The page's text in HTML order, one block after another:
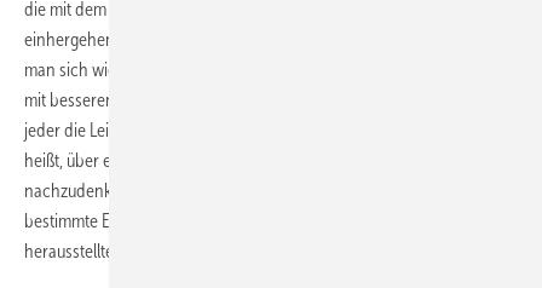
die mit dem Treffen von Entscheidungen von großer Tragweite
einhergehen, gehört ebenfalls dazu. Mut zu Entscheidungen kann
man sich wie einen Muskel vorstellen. Manche Menschen kommen
mit besseren Muskeln zur Welt als andere, aber grundsätzlich kann
jeder die Leistung seiner Muskeln verbessern, in dem er trainiert. Das
heißt, über eigene Entscheidungen in der Vergangenheit
nachzudenken und im Austausch mit Experten die Gründe für
bestimmte Entscheidungen, die sich später als richtig oder falsch
herausstellten, zu reflektieren.